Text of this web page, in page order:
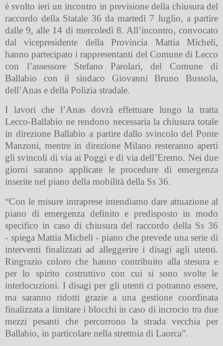
è svolto ieri un incontro in previsione della chiusura del
raccordo della Statale 36 da martedì 7 luglio, a partire
dalle 9, alle 14 di mercoledì 8. All’incontro, convocato
dal vicepresidente della Provincia Mattia Micheli,
hanno partecipato i rappresentanti del Comune di Lecco
con l’assessore Stefano Parolari, del Comune di
Ballabio con il sindaco Giovanni Bruno Bussola,
dell’Anas e della Polizia stradale.
I lavori che l’Anas dovrà effettuare lungo la tratta
Lecco-Ballabio ne rendono necessaria la chiusura totale
in direzione Ballabio a partire dallo svincolo del Ponte
Manzoni, mentre in direzione Milano resteranno aperti
gli svincoli di via ai Poggi e di via dell’Eremo. Nei due
giorni saranno applicate le procedure di emergenza
inserite nel piano della mobilità della Ss 36.
“Con le misure intraprese intendiamo dare attuazione al
piano di emergenza definito e predisposto in modo
specifico in caso di chiusura del raccordo della Ss 36
- spiega Mattia Micheli - piano che prevede una serie di
interventi finalizzati ad alleggerire i disagi agli utenti.
Ringrazio coloro che hanno contribuito alla stesura e
per lo spirito costruttivo con cui si sono svolte le
interlocuzioni. I disagi per gli utenti ci potranno essere,
ma saranno ridotti grazie a una gestione coordinata
finalizzata a limitare i blocchi in caso di incrocio tra due
mezzi pesanti che percorrono la strada vecchia per
Ballabio, in particolare nella strettoia di Laorca”.